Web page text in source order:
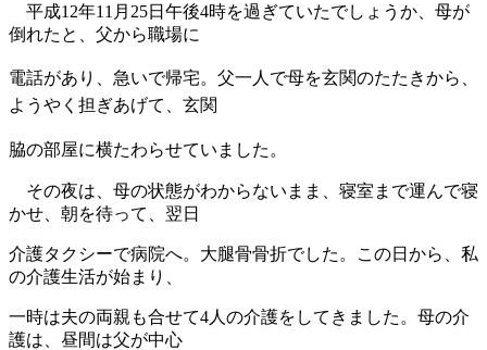
平成12年11月25日午後4時を過ぎていたでしょうか、母が
倒れたと、父から職場に
電話があり、急いで帰宅。父一人で母を玄関のたたきから、
ようやく担ぎあげて、玄関
脇の部屋に横たわらせていました。
その夜は、母の状態がわからないまま、寝室まで運んで寝
かせ、朝を待って、翌日
介護タクシーで病院へ。大腿骨骨折でした。この日から、私
の介護生活が始まり、
一時は夫の両親も合せて4人の介護をしてきました。母の介
護は、昼間は父が中心